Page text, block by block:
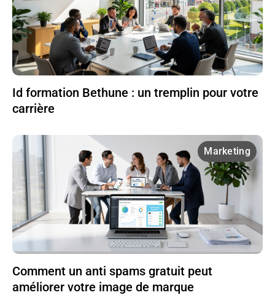
Id formation Bethune : un tremplin pour votre
carrière
Marketing
Comment un anti spams gratuit peut
améliorer votre image de marque